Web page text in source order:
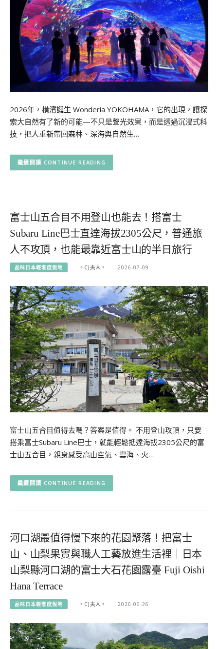
2026年，橫濱誕生 Wonderia YOKOHAMA，它的出現，讓探
索大自然有了新的可能—不只是聲光效果，而是透過沉浸式科
技，把人重新帶回森林、深海與自然生…
CONTINUE READING
富士山五合目不用登山也能去！搭富士
Subaru Line巴士直達海拔2305公尺，普通旅
人不攻頂，也能最靠近富士山的半日旅行
品味日本輕奢度假地 。CJ夫人。 2026-07-09
富士山五合目值得去嗎？答案是值得。 不用登山攻頂，只要
搭乘富士Subaru Line巴士，就能輕鬆抵達海拔2305公尺的富
士山五合目，親身感受高山空氣、雲海、火…
CONTINUE READING
河口湖最值得慢下來的花園聚落！把富士
山、山梨果實與職人工藝放進生活裡｜日本
山梨縣河口湖的富士大石花園露臺 Fuji Oishi
Hana Terrace
品味日本輕奢度假地 。CJ夫人。 2026-06-26